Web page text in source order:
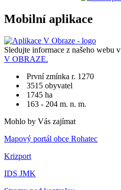
Mobilní aplikace
Sledujte informace z našeho webu v
V OBRAZE.
První zmínka r. 1270
3515 obyvatel
1745 ha
163 - 204 m. n. m.
Mohlo by Vás zajímat
Mapový portál obce Rohatec
Krizport
IDS JMK